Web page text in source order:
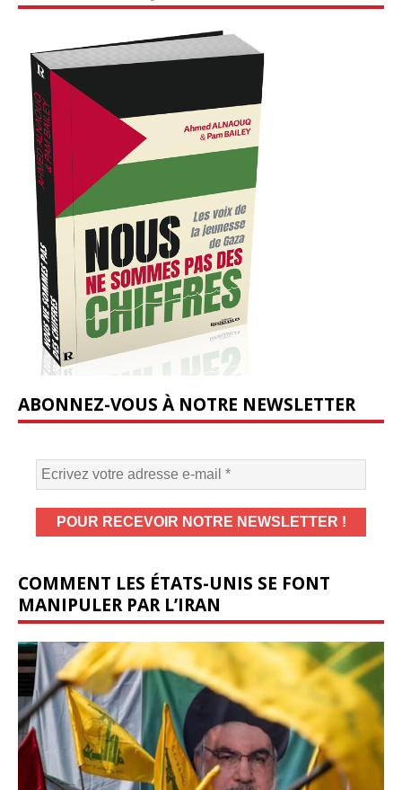
ABONNEZ-VOUS À NOTRE NEWSLETTER
COMMENT LES ÉTATS-UNIS SE FONT
MANIPULER PAR L’IRAN